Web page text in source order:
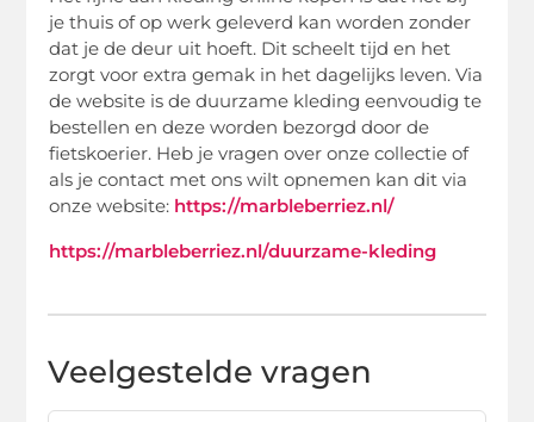
je thuis of op werk geleverd kan worden zonder
dat je de deur uit hoeft. Dit scheelt tijd en het
zorgt voor extra gemak in het dagelijks leven. Via
de website is de duurzame kleding eenvoudig te
bestellen en deze worden bezorgd door de
fietskoerier. Heb je vragen over onze collectie of
als je contact met ons wilt opnemen kan dit via
onze website: https://marbleberriez.nl/
https://marbleberriez.nl/duurzame-kleding
Veelgestelde vragen